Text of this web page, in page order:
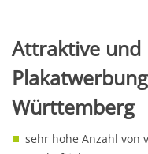
Attraktive und
Württemberg
sehr hohe Anzahl von